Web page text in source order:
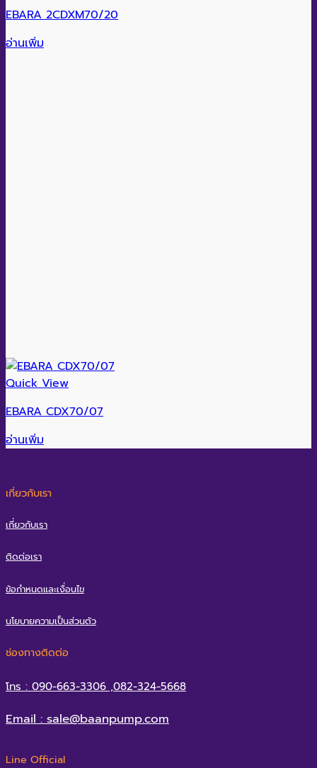
EBARA 2CDXM70/20
อ่านเพิ่ม
Quick View
EBARA CDX70/07
อ่านเพิ่ม
เกี่ยวกับเรา
เกี่ยวกับเรา
ติดต่อเรา
ข้อกำหนดและเงื่อนไข
นโยบายความเป็นส่วนตัว
ช่องทางติดต่อ
โทร : 090-663-3306 ,082-324-5668
Email : sale@baanpump.com
Line Official